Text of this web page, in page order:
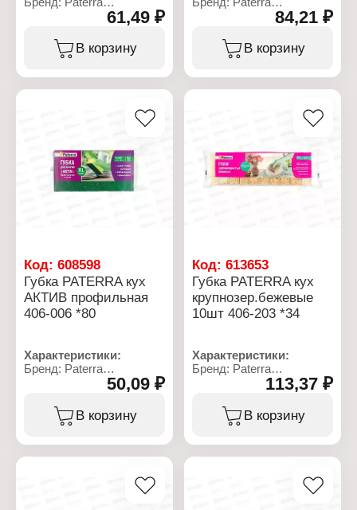
Артикул: 406-002
Назначение: для уборки
Применение:
Размер: 6,5х8,5х4,4 см
абразивный материал
Цвет: микс
Упаковка: в пакете
61,49 ₽
В корзину
Артикул: 406-038
Назначение: для уборки
Применение:
Размер: 6,5х8,5х4 см
абразивный материал
Цвет: микс
Упаковка: в пакете
84,21 ₽
В корзину
Код: 608598
Губка PATERRA кух
АКТИВ профильная
406-006 *80
Характеристики:
Бренд: Paterra
Артикул: 406-006
Назначение: для уборки
Применение:
Размер: 13х6,5х4,3 см
50,09 ₽
В корзину
Код:613653
Губка PATERRA кух
крупнозер.бежевые
10шт 406-203 *34
Характеристики:
Бренд: Paterra
Артикул: 406-203
Назначение: для уборки
и мытья посуды
Размер: 95х60х32 мм
113,37 ₽
В корзину